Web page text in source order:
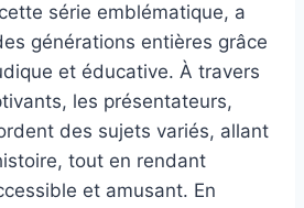
série emblématique, a
générations entières grâce
et éducative. À travers
les présentateurs,
des sujets variés, allant
tout en rendant
et amusant. En